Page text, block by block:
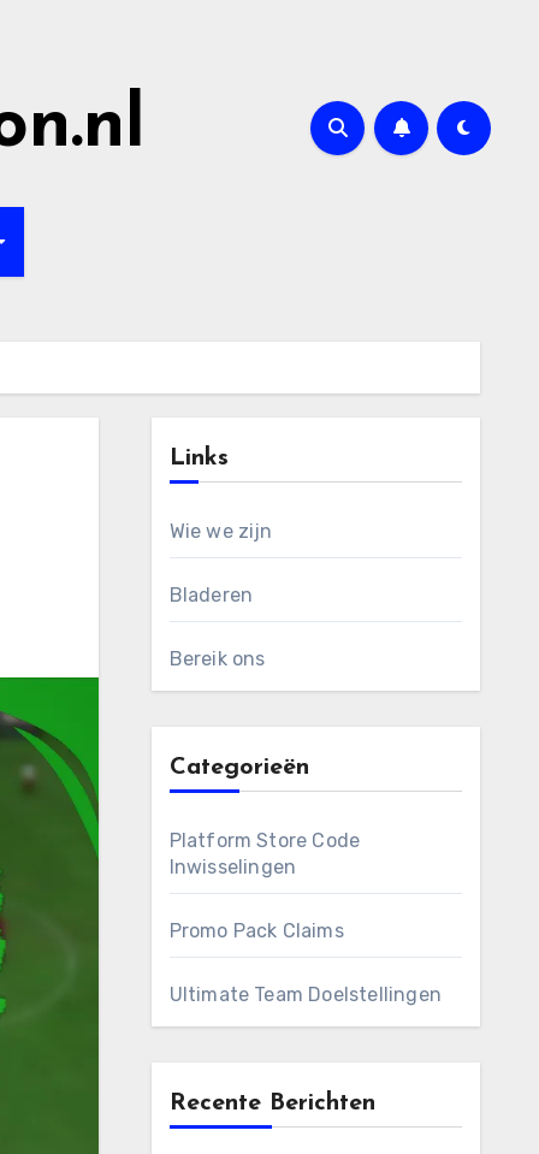
Links
Wie we zijn
Bladeren
Bereik ons
Categorieën
Platform Store Code
Inwisselingen
Promo Pack Claims
Ultimate Team Doelstellingen
Recente Berichten